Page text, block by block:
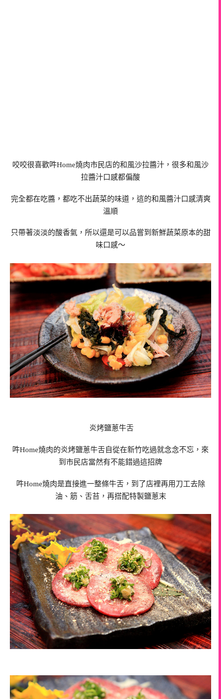
咬咬很喜歡吽Home燒肉市民店的和風沙拉醬汁，很多和風沙
拉醬汁口感都偏酸
完全都在吃醬，都吃不出蔬菜的味道，這的和風醬汁口感清爽
溫順
只帶著淡淡的酸香氣，所以還是可以品嘗到新鮮蔬菜原本的甜
味口感～
炎烤鹽蔥牛舌
吽Home燒肉的炎烤鹽蔥牛舌自從在新竹吃過就念念不忘，來
到市民店當然有不能錯過這招牌
吽Home燒肉是直接進一整條牛舌，到了店裡再用刀工去除
油、筋、舌苔，再搭配特製鹽蔥末